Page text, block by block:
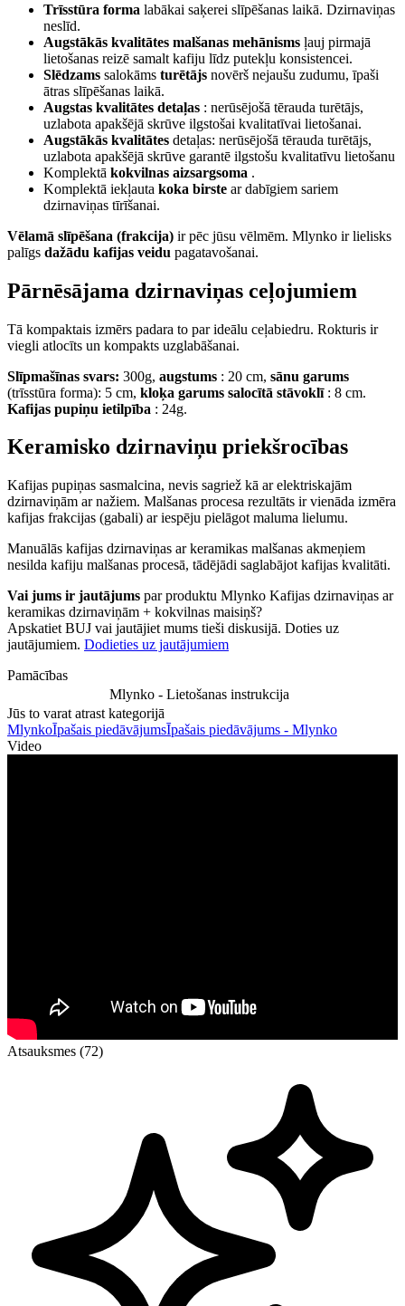
Trīsstūra forma labākai saķerei slīpēšanas laikā. Dzirnaviņas
neslīd.
Augstākās kvalitātes malšanas mehānisms ļauj pirmajā
lietošanas reizē samalt kafiju līdz putekļu konsistencei.
Slēdzams salokāms turētājs novērš nejaušu zudumu, īpaši
ātras slīpēšanas laikā.
Augstas kvalitātes detaļas : nerūsējošā tērauda turētājs,
uzlabota apakšējā skrūve ilgstošai kvalitatīvai lietošanai.
Augstākās kvalitātes detaļas: nerūsējošā tērauda turētājs,
uzlabota apakšējā skrūve garantē ilgstošu kvalitatīvu lietošanu
Komplektā kokvilnas aizsargsoma .
Komplektā iekļauta koka birste ar dabīgiem sariem
dzirnaviņas tīrīšanai.
Vēlamā slīpēšana (frakcija) ir pēc jūsu vēlmēm. Mlynko ir lielisks
palīgs dažādu kafijas veidu pagatavošanai.
Pārnēsājama dzirnaviņas ceļojumiem
Tā kompaktais izmērs padara to par ideālu ceļabiedru. Rokturis ir
viegli atlocīts un kompakts uzglabāšanai.
Slīpmašīnas svars: 300g, augstums : 20 cm, sānu garums
(trīsstūra forma): 5 cm, kloķa garums salocītā stāvoklī: 8 cm.
Kafijas pupiņu ietilpība : 24g.
Keramisko dzirnaviņu priekšrocības
Kafijas pupiņas sasmalcina, nevis sagriež kā ar elektriskajām
dzirnaviņām ar nažiem. Malšanas procesa rezultāts ir vienāda izmēra
kafijas frakcijas (gabali) ar iespēju pielāgot maluma lielumu.
Manuālās kafijas dzirnaviņas ar keramikas malšanas akmeņiem
nesilda kafiju malšanas procesā, tādējādi saglabājot kafijas kvalitāti.
Vai jums ir jautājums par produktu Mlynko Kafijas dzirnaviņas ar
keramikas dzirnaviņām + kokvilnas maisiņš?
Apskatiet BUJ vai jautājiet mums tieši diskusijā. Doties uz
jautājumiem. Dodieties uz jautājumiem
Pamācības
Mlynko - Lietošanas instrukcija
Jūs to varat atrast kategorijā
MlynkoĪpašais piedāvājumsĪpašais piedāvājums - Mlynko
Video
Atsauksmes (72)